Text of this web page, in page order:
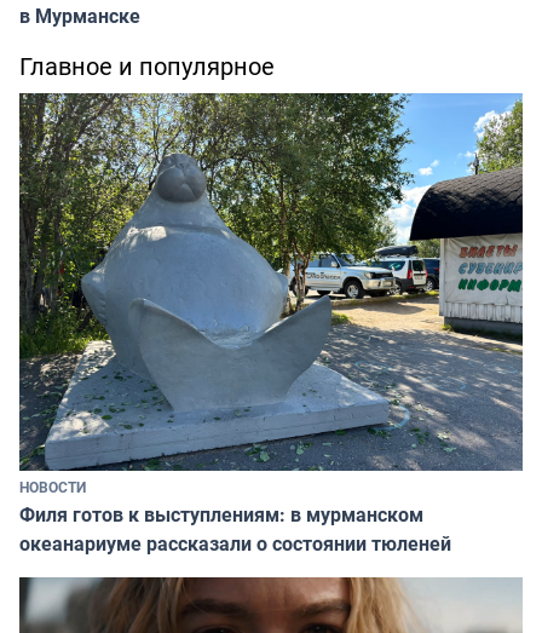
в Мурманске
Главное и популярное
НОВОСТИ
Филя готов к выступлениям: в мурманском
океанариуме рассказали о состоянии тюленей